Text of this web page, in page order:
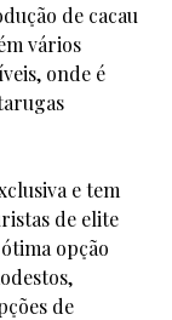
de cacau
vários
onde é
e tem
de elite
opção
de